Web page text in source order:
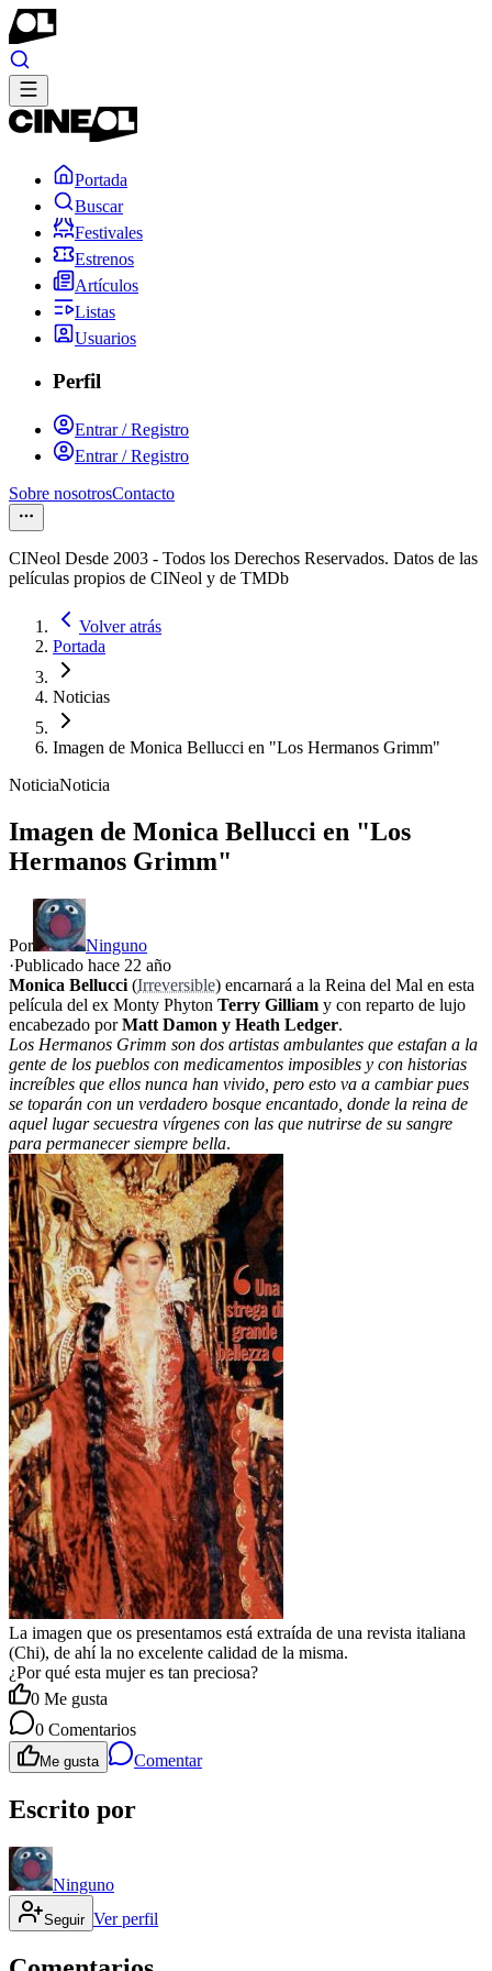
Portada
Buscar
Festivales
Estrenos
Artículos
Listas
Usuarios
Perfil
Entrar / Registro
Entrar / Registro
Sobre nosotrosContacto
CINeol Desde 2003 - Todos los Derechos Reservados. Datos de las
películas propios de CINeol y de TMDb
Volver atrás
Portada
Noticias
Imagen de Monica Bellucci en "Los Hermanos Grimm"
NoticiaNoticia
Imagen de Monica Bellucci en "Los
Hermanos Grimm"
Por
Ninguno
·Publicado hace 22 año
Monica Bellucci (Irreversible) encarnará a la Reina del Mal en esta
película del ex Monty Phyton Terry Gilliam y con reparto de lujo
encabezado porMatt Damon y Heath Ledger.
Los Hermanos Grimm son dos artistas ambulantes que estafan a la
gente de los pueblos con medicamentos imposibles y con historias
increíbles que ellos nunca han vivido, pero esto va a cambiar pues
se toparán con un verdadero bosque encantado, donde la reina de
aquel lugar secuestra vírgenes con las que nutrirse de su sangre
para permanecer siempre bella.
La imagen que os presentamos está extraída de una revista italiana
(Chi), de ahí la no excelente calidad de la misma.
¿Por qué esta mujer es tan preciosa?
0 Me gusta
0 Comentarios
Me gusta Comentar
Escrito por
Ninguno
Seguir Ver perfil